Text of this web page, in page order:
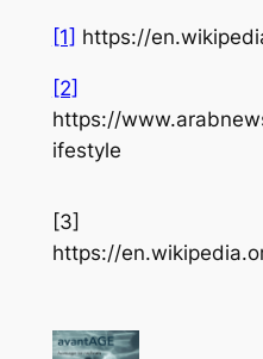
[1] https://
[2]
https://
ifestyle
[3]
https://